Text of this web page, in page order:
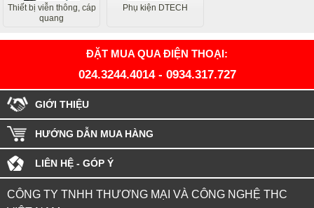
Thiết bị viễn thông, cáp
quang
Phụ kiện DTECH
ĐẶT MUA QUA ĐIỆN THOẠI:
024.3244.4014- 0934.317.727
GIỚI THIỆU
HƯỚNG DẪN MUA HÀNG
LIÊN HỆ - GÓP Ý
CÔNG TY TNHH THƯƠNG MẠI VÀ CÔNG NGHỆ THC